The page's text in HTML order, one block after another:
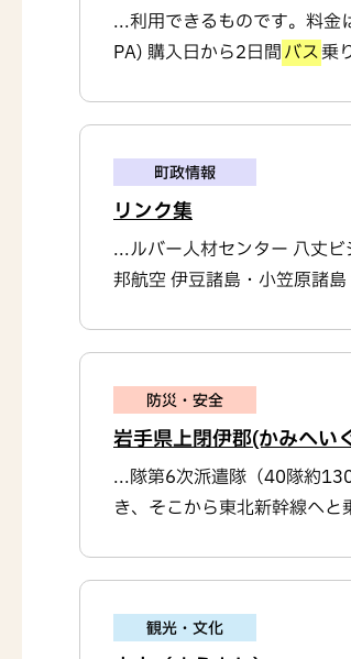
...利用できるものです。料
PA) 購入日から2日間バス乗
町政情報
リンク集
...ルバー人材センター 八丈
邦航空 伊豆諸島・小笠原諸
防災・安全
岩手県上閉伊郡(かみへい
...隊第6次派遣隊（40隊約
き、そこから東北新幹線へ
観光・文化